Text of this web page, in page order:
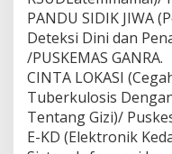
PANDU SIDIK JIWA
Deteksi Dini dan
/PUSKEMAS GANRA.
CINTA LOKASI
Tuberkulosis
Tentang Gizi)/
E-KD (Elektronik